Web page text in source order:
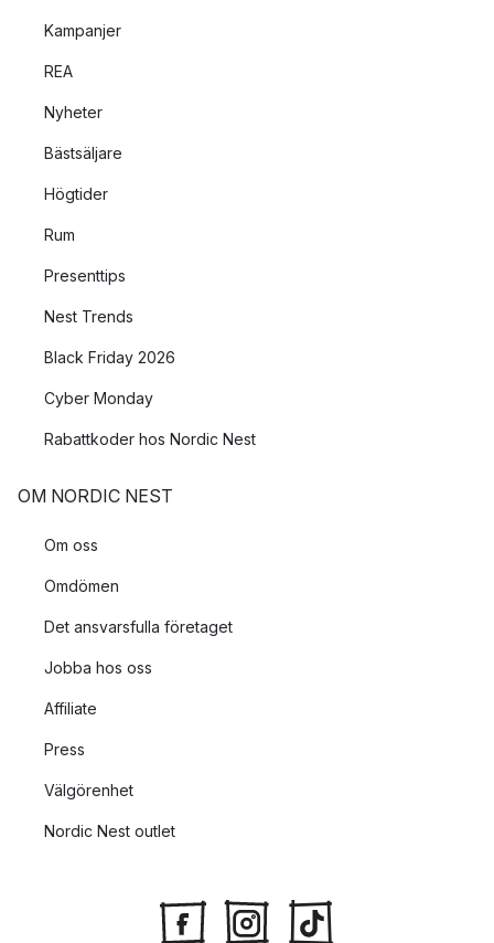
Kampanjer
REA
Nyheter
Bästsäljare
Högtider
Rum
Presenttips
Nest Trends
Black Friday 2026
Cyber Monday
Rabattkoder hos Nordic Nest
OM NORDIC NEST
Om oss
Omdömen
Det ansvarsfulla företaget
Jobba hos oss
Affiliate
Press
Välgörenhet
Nordic Nest outlet